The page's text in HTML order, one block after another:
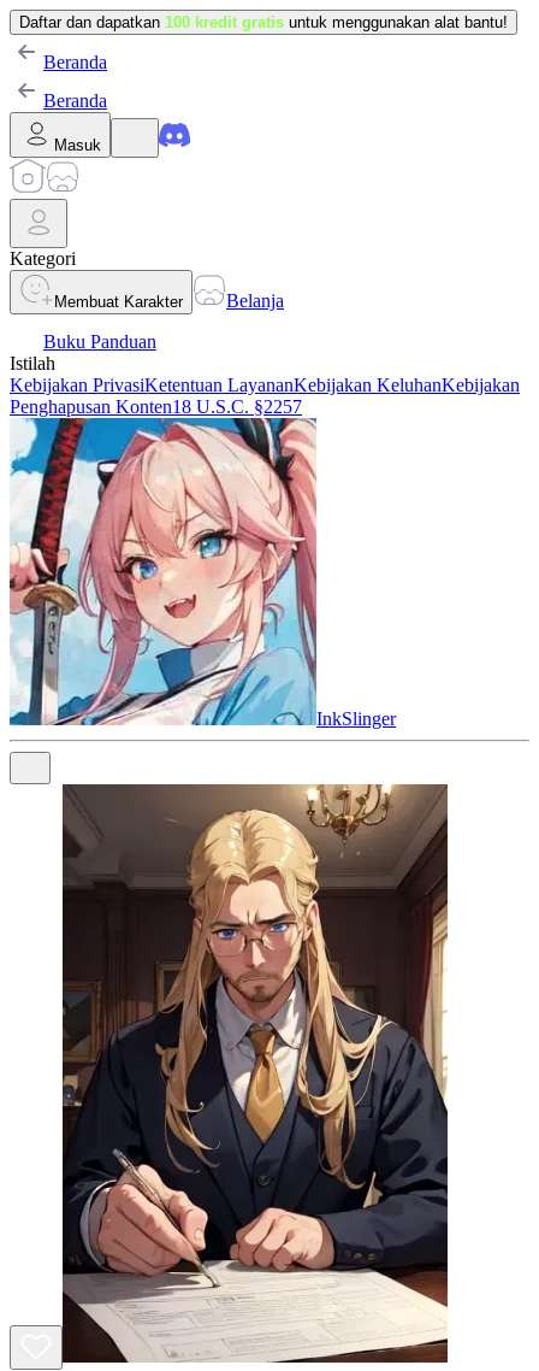
Daftar dan dapatkan 100 kredit gratis untuk menggunakan alat bantu!
Beranda
Beranda
Masuk
Kategori
Membuat Karakter
Belanja
Buku Panduan
Istilah
Kebijakan PrivasiKetentuan LayananKebijakan KeluhanKebijakan
Penghapusan Konten18 U.S.C. §2257
InkSlinger